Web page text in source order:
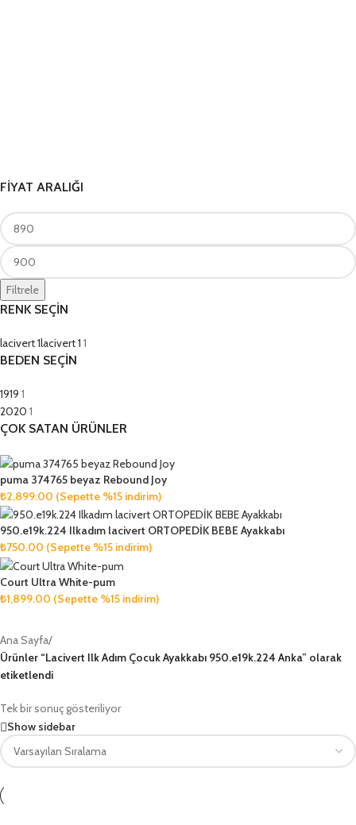
FİYAT ARALIĞI
Filtrele
RENK SEÇİN
lacivert 1lacivert 1 1
BEDEN SEÇİN
1919 1
2020 1
ÇOK SATAN ÜRÜNLER
puma 374765 beyaz Rebound Joy
₺2,899.00 (Sepette %15 indirim)
950.e19k.224 Ilkadım lacivert ORTOPEDİK BEBE Ayakkabı
₺750.00 (Sepette %15 indirim)
Court Ultra White-pum
₺1,899.00 (Sepette %15 indirim)
Ana Sayfa/
Ürünler “Lacivert Ilk Adım Çocuk Ayakkabı 950.e19k.224 Anka” olarak
etiketlendi
Tek bir sonuç gösteriliyor
Show sidebar